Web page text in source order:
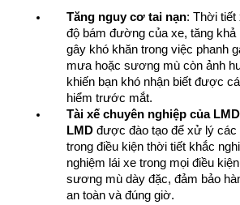
Tăng nguy cơ tai nạn: Thời tiết
độ bám đường của xe, tăng khả
gây khó khăn trong việc phanh
mưa hoặc sương mù còn ảnh
khiến bạn khó nhận biết được
hiểm trước mắt.
Tài xế chuyên nghiệp của LMD
LMD được đào tạo để xử lý các
trong điều kiện thời tiết khắc
nghiệm lái xe trong mọi điều
sương mù dày đặc, đảm bảo
an toàn và đúng giờ.